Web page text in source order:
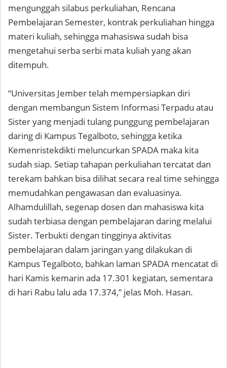
mengunggah silabus perkuliahan, Rencana
Pembelajaran Semester, kontrak perkuliahan hingga
materi kuliah, sehingga mahasiswa sudah bisa
mengetahui serba serbi mata kuliah yang akan
ditempuh.
“Universitas Jember telah mempersiapkan diri
dengan membangun Sistem Informasi Terpadu atau
Sister yang menjadi tulang punggung pembelajaran
daring di Kampus Tegalboto, sehingga ketika
Kemenristekdikti meluncurkan SPADA maka kita
sudah siap. Setiap tahapan perkuliahan tercatat dan
terekam bahkan bisa dilihat secara real time sehingga
memudahkan pengawasan dan evaluasinya.
Alhamdulillah, segenap dosen dan mahasiswa kita
sudah terbiasa dengan pembelajaran daring melalui
Sister. Terbukti dengan tingginya aktivitas
pembelajaran dalam jaringan yang dilakukan di
Kampus Tegalboto, bahkan laman SPADA mencatat di
hari Kamis kemarin ada 17.301 kegiatan, sementara
di hari Rabu lalu ada 17.374,” jelas Moh. Hasan.